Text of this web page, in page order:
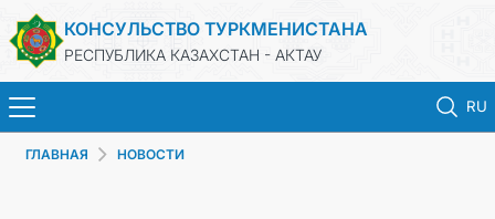
КОНСУЛЬСТВО ТУРКМЕНИСТАНА
РЕСПУБЛИКА КАЗАХСТАН - АКТАУ
RU
ГЛАВНАЯ НОВОСТИ